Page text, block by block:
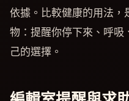
依據。比較健康的用法，
物：提醒你停下來、呼吸
己的選擇。